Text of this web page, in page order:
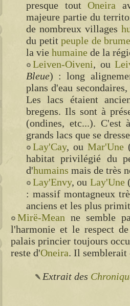
presque toutOneira
majeure partie du
de nombreux villages
du petitpeuple de
la vie humaine de la
Leiven-Oiveni, ou
Bleue) : long
plans d'eau
Les lacs étaient
bregens. Ils sont à
(ondines, etc...). C'est
grands lacs que se
Lay'Cay, ou Mar'Une
habitat privilégié du
d'humains mais de très
Lay'Envy, ou Lay'Une
: massif montagneux
anciens et les plus
Mirë-Mean ne semble
l'harmonie et le respect
palais princier toujours
reste d'Oneira. Il semblerait
Extrait des